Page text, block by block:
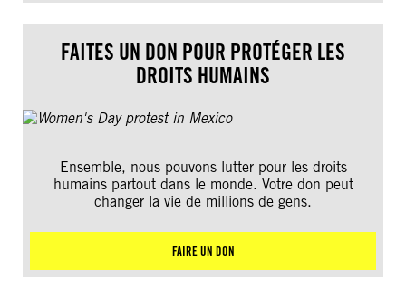
FAITES UN DON POUR PROTÉGER LES
DROITS HUMAINS
Ensemble, nous pouvons lutter pour les droits
humains partout dans le monde. Votre don peut
changer la vie de millions de gens.
FAIRE UN DON